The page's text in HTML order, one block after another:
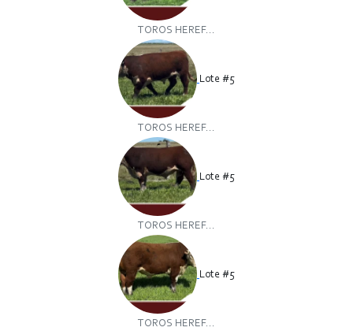
TOROS HEREF...
Lote #5
TOROS HEREF...
Lote #5
TOROS HEREF...
Lote #5
TOROS HEREF...